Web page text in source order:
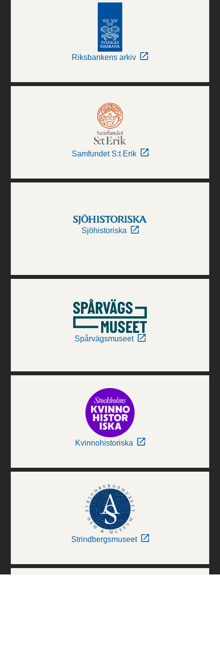
Riksbankens arkiv
Samfundet S:t Erik
Sjöhistoriska
Spårvägsmuseet
Kvinnohistoriska
Strindbergsmuseet